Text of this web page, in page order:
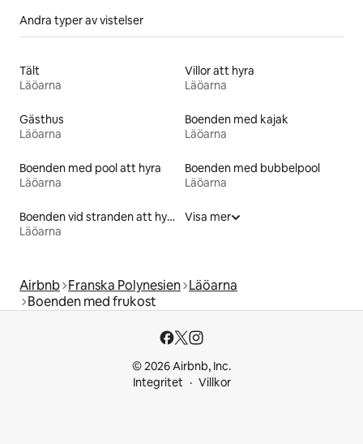
Andra typer av vistelser
Tält
Läöarna
Villor att hyra
Läöarna
Gästhus
Läöarna
Boenden med kajak
Läöarna
Boenden med pool att hyra
Läöarna
Boenden med bubbelpool
Läöarna
Boenden vid stranden att hyra
Läöarna
Visa mer
Airbnb Franska Polynesien Läöarna
Boenden med frukost
© 2026 Airbnb, Inc.
Integritet
Villkor